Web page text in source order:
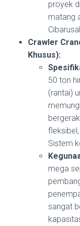
proyek
matang
Crawler
Khusus):
50 ton
(rantai)
Sistem
mega
sangat